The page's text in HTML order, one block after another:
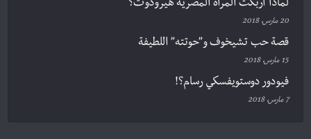
لماذا أربكت المرأة المصرية هيرودوت؟
20 مارس، 2018
قصة حب تشيخوف و”حوتته” اللطيفة
15 مارس، 2018
فيودور دوستويفسكي رسام؟!
7 مارس، 2018